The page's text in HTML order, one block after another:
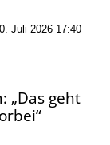
Juli 2026 17:40
„Das geht